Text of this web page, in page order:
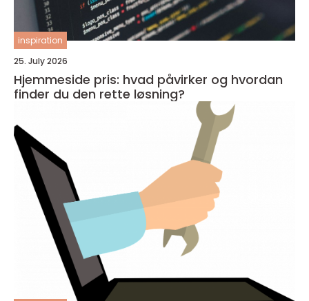
inspiration
25. July 2026
Hjemmeside pris: hvad påvirker og hvordan
finder du den rette løsning?